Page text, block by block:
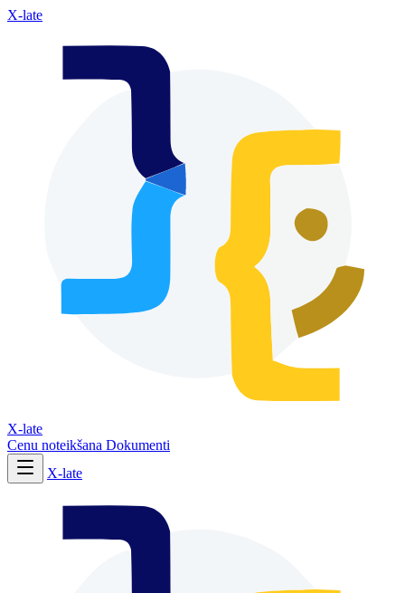
X-late
X-late
Cenu noteikšana Dokumenti
X-late